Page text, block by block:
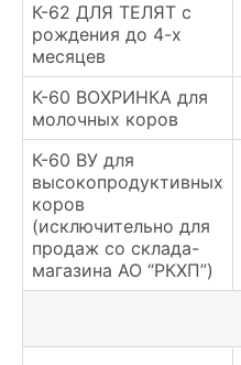
К-62 ДЛЯ ТЕЛЯТ с
рождения до 4-х
месяцев
К-60 ВОХРИНКА для
молочных коров
К-60 ВУ для
высокопродуктивных
коров
(исключительно для
продаж со склада-
магазина АО “РКХП”)